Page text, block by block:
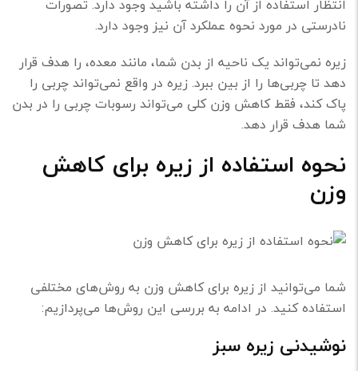
انتظار استفاده از آن را داشته باشید وجود دارد. تصورات
نادرستی در مورد نحوه عملکرد آن نیز وجود دارد.
زیره نمی‌تواند یک ناحیه از بدن شما، مانند معده، را هدف قرار
دهد تا چربی‌ها را از بین ببرد. زیره در واقع نمی‌تواند چربی را
پاک کند، فقط کاهش وزن کلی می‌تواند رسوبات چربی را در بدن
شما هدف قرار دهد.
نحوه استفاده از زیره برای کاهش
وزن
شما می‌توانید از زیره برای کاهش وزن به روش‌های مختلفی
استفاده کنید. در ادامه به بررسی این روش‌ها می‌پردازیم:
نوشیدنی زیره سبز